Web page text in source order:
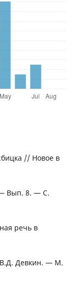
// Новое в
Вып. 8. — С.
речь в
В.Д. Девкин. — М.